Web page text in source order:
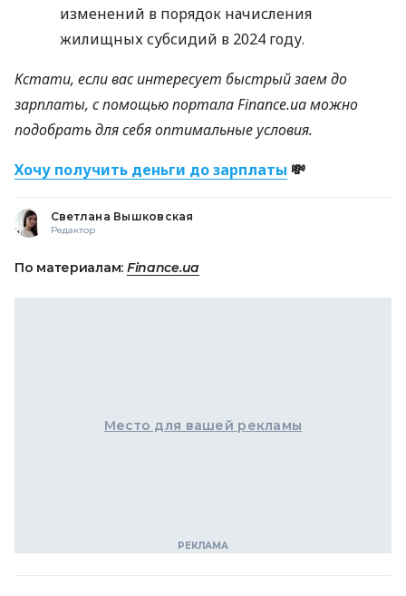
изменений в порядок начисления
жилищных субсидий в 2024 году.
Кстати, если вас интересует быстрый заем до
зарплаты, с помощью портала Finance.ua можно
подобрать для себя оптимальные условия.
Хочу получить деньги до зарплаты 💸
Светлана Вышковская
Редактор
По материалам: Finance.ua
Место для вашей рекламы